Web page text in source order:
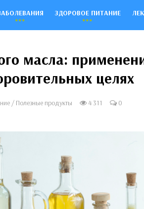
ЗДОРОВОЕ ПИТАНИЕ
масла:
целях
/ Полезные продукты 4 311 0